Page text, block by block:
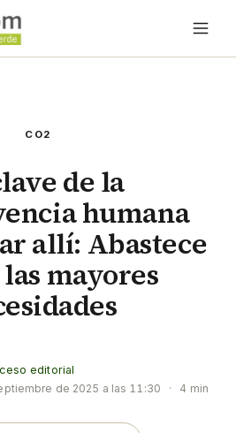
CO2
de la
humana
allí: Abastece
mayores
editorial
de 2025 a las 11:30 ·
4 min